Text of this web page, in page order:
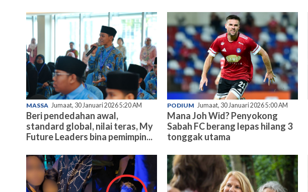
MASSA Jumaat, 30 Januari 2026 5:20 AM
Beri pendedahan awal,
standard global, nilai teras, My
Future Leaders bina pemimpin...
PODIUM Jumaat, 30 Januari 2026 5:00 AM
Mana Joh Wid? Penyokong
Sabah FC berang lepas hilang 3
tonggak utama